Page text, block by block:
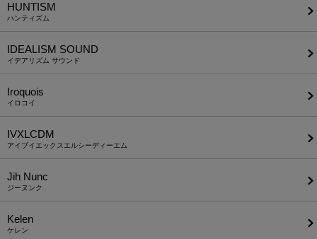
HUNTISM
ハンティズム
IDEALISM SOUND
イデアリズム サウンド
Iroquois
イロコイ
IVXLCDM
アイブイエックスエルシーディーエム
Jih Nunc
ジーヌンク
Kelen
ケレン